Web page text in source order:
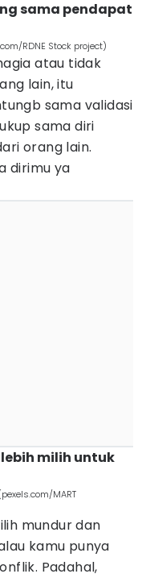
sama pendapat
RDNE Stock project)
atau tidak
lain, itu
sama validasi
sama diri
orang lain.
dirimu ya
milih untuk
MART
mundur dan
kamu punya
Padahal,